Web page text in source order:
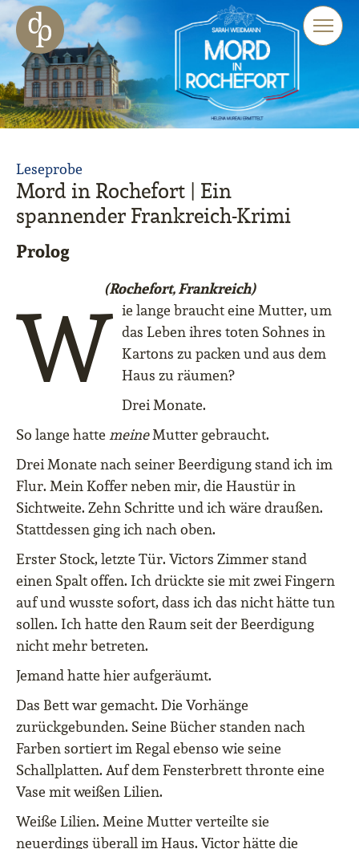
Zum Haupt-Inhalt springen
Zur Navigation springen
Zur Website-Suche springen
Leseprobe
Mord in Rochefort | Ein
spannender Frankreich-Krimi
Prolog
(Rochefort, Frankreich)
W ie lange braucht eine Mutter, um
das Leben ihres toten Sohnes in
Kartons zu packen und aus dem
Haus zu räumen?
Drei Monate.
So lange hatte meineMutter gebraucht.
Drei Monate nach seiner Beerdigung stand ich im
Flur. Mein Koffer neben mir, die Haustür in
Sichtweite. Zehn Schritte und ich wäre draußen.
Stattdessen ging ich nach oben.
Erster Stock, letzte Tür. Victors Zimmer stand
einen Spalt offen. Ich drückte sie mit zwei Fingern
auf und wusste sofort, dass ich das nicht hätte tun
sollen. Ich hatte den Raum seit der Beerdigung
nicht mehr betreten.
Jemand hatte hier aufgeräumt.
Das Bett war gemacht. Die Vorhänge
zurückgebunden. Seine Bücher standen nach
Farben sortiert im Regal ebenso wie seine
Schallplatten. Auf dem Fensterbrett thronte eine
Vase mit weißen Lilien.
Weiße Lilien. Meine Mutter verteilte sie
neuerdings überall im Haus. Victor hätte die